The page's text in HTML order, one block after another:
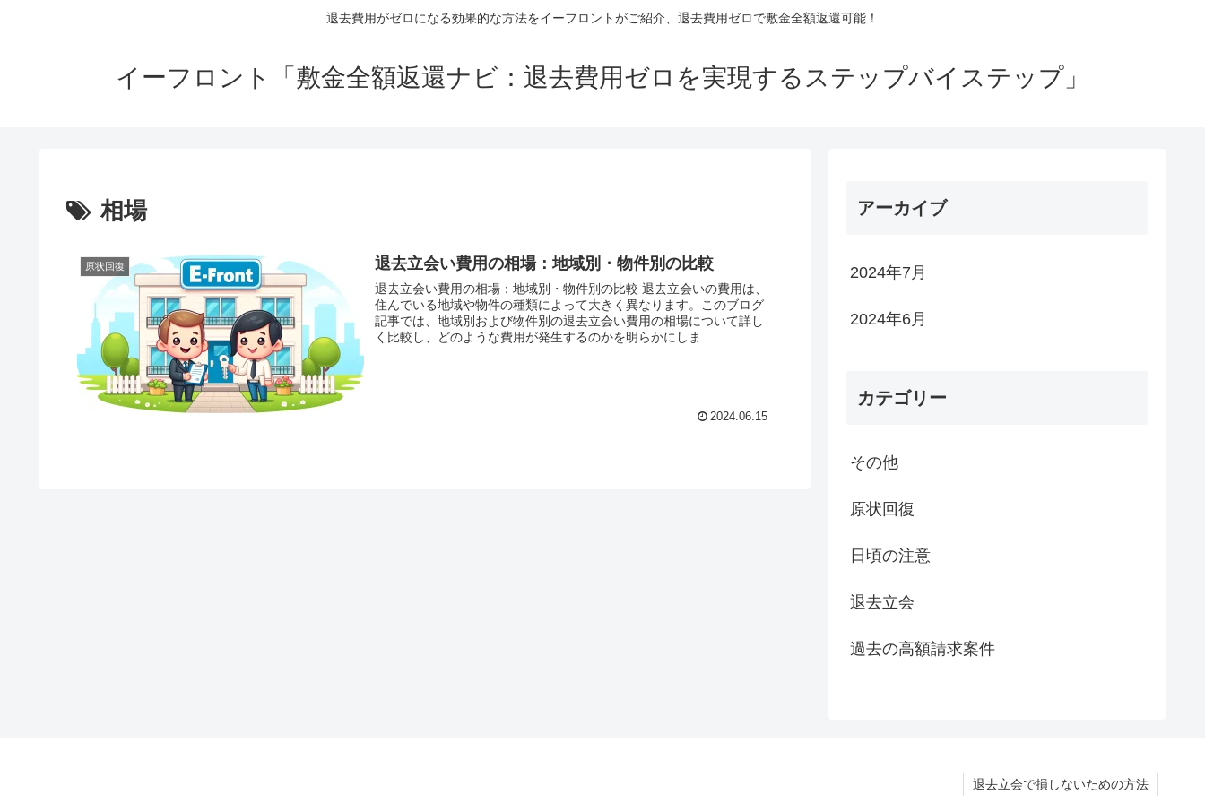
退去費用がゼロになる効果的な方法をイーフロントがご紹介、退去費用ゼロで敷金全額返還可能！
イーフロント「敷金全額返還ナビ：退去費用ゼロを実現するステップバイステップ」
相場
原状回復 退去立会い費用の相場：地域別・物件別の比較
退去立会い費用の相場：地域別・物件別の比較 退去立会いの費用は、
住んでいる地域や物件の種類によって大きく異なります。このブログ
記事では、地域別および物件別の退去立会い費用の相場について詳し
く比較し、どのような費用が発生するのかを明らかにしま...
2024.06.15
アーカイブ
2024年7月
2024年6月
カテゴリー
その他
原状回復
日頃の注意
退去立会
過去の高額請求案件
退去立会で損しないための方法